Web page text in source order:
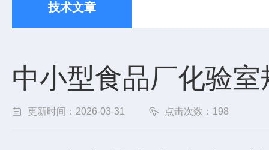
技术文章
中小型食品厂化验
更新时间：2026-03-31 点击次数：198